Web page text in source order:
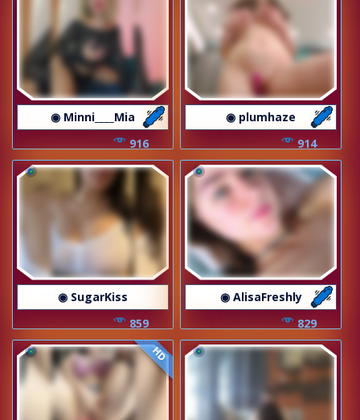
◉ Minni____Mia
916
◉ plumhaze
914
◉ SugarKiss
859
◉ AlisaFreshly
829
HD